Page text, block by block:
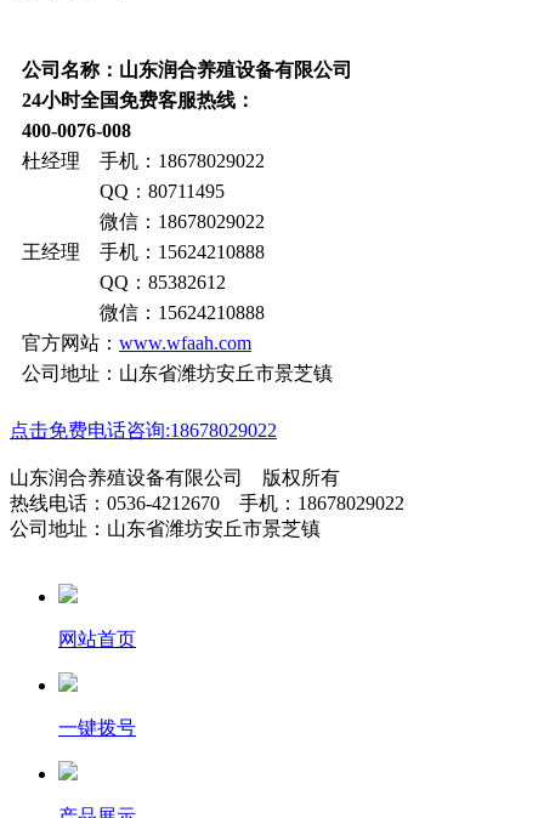
公司名称：山东润合养殖设备有限公司
24小时全国免费客服热线：
400-0076-008
杜经理 手机：18678029022
QQ：80711495
微信：18678029022
王经理 手机：15624210888
QQ：85382612
微信：15624210888
官方网站： www.wfaah.com
公司地址：山东省潍坊安丘市景芝镇
点击免费电话咨询:18678029022
山东润合养殖设备有限公司 版权所有
热线电话：0536-4212670 手机：18678029022
公司地址：山东省潍坊安丘市景芝镇
网站首页
一键拨号